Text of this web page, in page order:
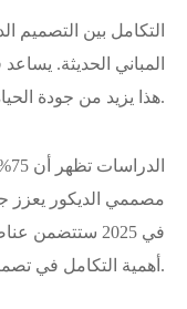
التكامل بين التصميم
المباني الحديثة.
هذا يزيد من جودة الحياة للمستخدمين.
في 2025
أهمية التكامل في تصميم المباني.